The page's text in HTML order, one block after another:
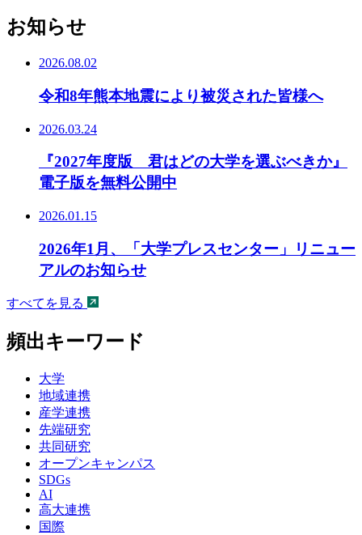
お知らせ
2026.08.02
令和8年熊本地震により被災された皆様へ
2026.03.24
『2027年度版 君はどの大学を選ぶべきか』
電子版を無料公開中
2026.01.15
2026年1月、「大学プレスセンター」リニュー
アルのお知らせ
すべてを見る
頻出キーワード
大学
地域連携
産学連携
先端研究
共同研究
オープンキャンパス
SDGs
AI
高大連携
国際